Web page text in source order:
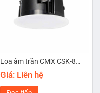
Loa âm trần CMX CSK-814HTM
Giá: Liên hệ